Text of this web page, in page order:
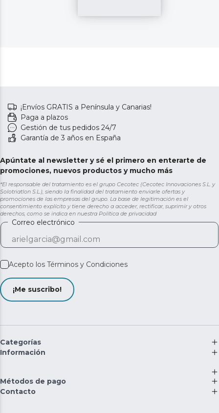
¡Envíos GRATIS a Península y Canarias!
Paga a plazos
Gestión de tus pedidos 24/7
Garantía de 3 años en España
Apúntate al newsletter y sé el primero en enterarte de
promociones, nuevos productos y mucho más
*El responsable del tratamiento es el grupo Cecotec (Cecotec Innovaciones S.L. y
Solotriatlon S.L.), siendo la finalidad del tratamiento enviarle ofertas y
promociones de las empresas del grupo. La base de legitimación es el
consentimiento explícito y tiene derecho a acceder, rectificar, suprimir y otros
derechos, como se indica en nuestra Política de privacidad
Correo electrónico
Acepto los Términos y Condiciones
¡Me suscribo!
Categorías
Información
Métodos de pago
Contacto